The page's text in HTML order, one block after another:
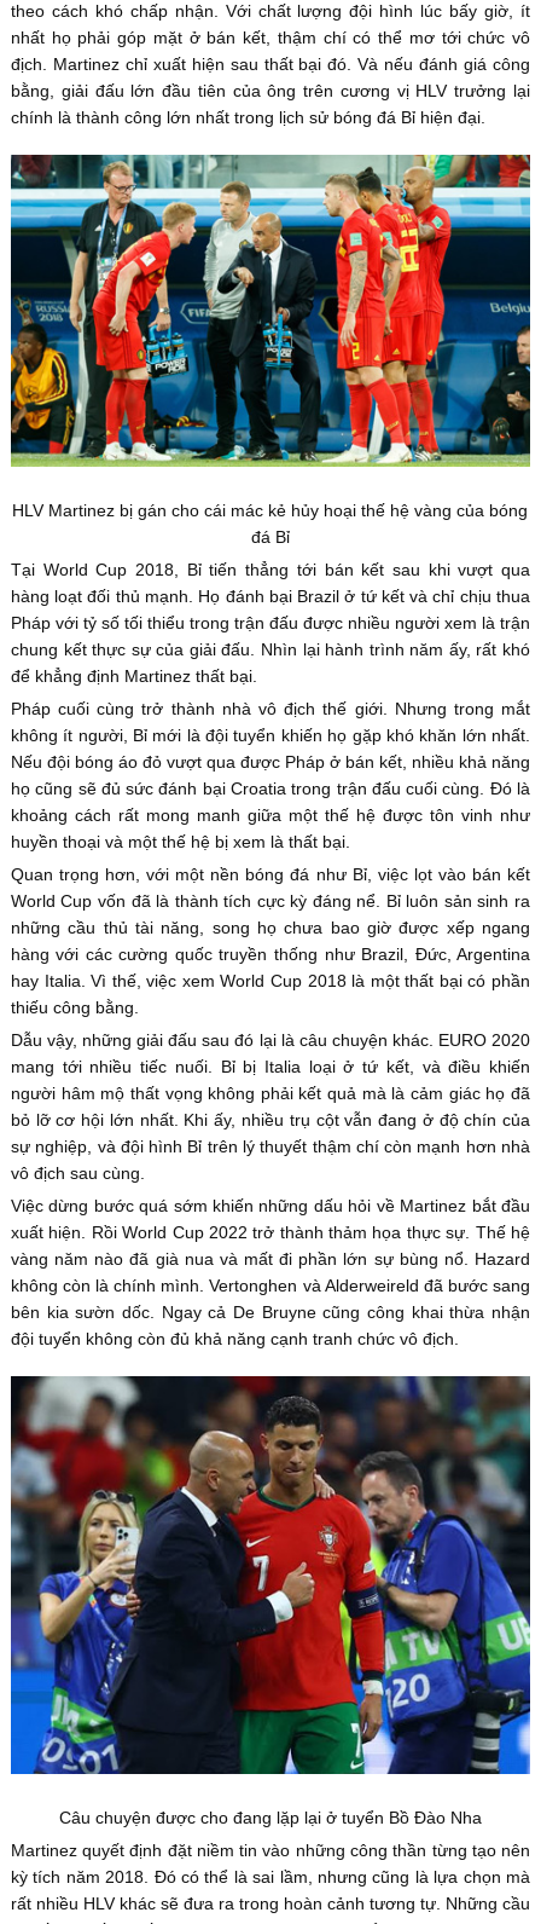
theo cách khó chấp nhận. Với chất lượng đội hình lúc bấy giờ, ít
nhất họ phải góp mặt ở bán kết, thậm chí có thể mơ tới chức vô
địch. Martinez chỉ xuất hiện sau thất bại đó. Và nếu đánh giá công
bằng, giải đấu lớn đầu tiên của ông trên cương vị HLV trưởng lại
chính là thành công lớn nhất trong lịch sử bóng đá Bỉ hiện đại.
HLV Martinez bị gán cho cái mác kẻ hủy hoại thế hệ vàng của bóng
đá Bỉ
Tại World Cup 2018, Bỉ tiến thẳng tới bán kết sau khi vượt qua
hàng loạt đối thủ mạnh. Họ đánh bại Brazil ở tứ kết và chỉ chịu thua
Pháp với tỷ số tối thiểu trong trận đấu được nhiều người xem là trận
chung kết thực sự của giải đấu. Nhìn lại hành trình năm ấy, rất khó
để khẳng định Martinez thất bại.
Pháp cuối cùng trở thành nhà vô địch thế giới. Nhưng trong mắt
không ít người, Bỉ mới là đội tuyển khiến họ gặp khó khăn lớn nhất.
Nếu đội bóng áo đỏ vượt qua được Pháp ở bán kết, nhiều khả năng
họ cũng sẽ đủ sức đánh bại Croatia trong trận đấu cuối cùng. Đó là
khoảng cách rất mong manh giữa một thế hệ được tôn vinh như
huyền thoại và một thế hệ bị xem là thất bại.
Quan trọng hơn, với một nền bóng đá như Bỉ, việc lọt vào bán kết
World Cup vốn đã là thành tích cực kỳ đáng nể. Bỉ luôn sản sinh ra
những cầu thủ tài năng, song họ chưa bao giờ được xếp ngang
hàng với các cường quốc truyền thống như Brazil, Đức, Argentina
hay Italia. Vì thế, việc xem World Cup 2018 là một thất bại có phần
thiếu công bằng.
Dẫu vậy, những giải đấu sau đó lại là câu chuyện khác. EURO 2020
mang tới nhiều tiếc nuối. Bỉ bị Italia loại ở tứ kết, và điều khiến
người hâm mộ thất vọng không phải kết quả mà là cảm giác họ đã
bỏ lỡ cơ hội lớn nhất. Khi ấy, nhiều trụ cột vẫn đang ở độ chín của
sự nghiệp, và đội hình Bỉ trên lý thuyết thậm chí còn mạnh hơn nhà
vô địch sau cùng.
Việc dừng bước quá sớm khiến những dấu hỏi về Martinez bắt đầu
xuất hiện. Rồi World Cup 2022 trở thành thảm họa thực sự. Thế hệ
vàng năm nào đã già nua và mất đi phần lớn sự bùng nổ. Hazard
không còn là chính mình. Vertonghen và Alderweireld đã bước sang
bên kia sườn dốc. Ngay cả De Bruyne cũng công khai thừa nhận
đội tuyển không còn đủ khả năng cạnh tranh chức vô địch.
Câu chuyện được cho đang lặp lại ở tuyển Bồ Đào Nha
Martinez quyết định đặt niềm tin vào những công thần từng tạo nên
kỳ tích năm 2018. Đó có thể là sai lầm, nhưng cũng là lựa chọn mà
rất nhiều HLV khác sẽ đưa ra trong hoàn cảnh tương tự. Những cầu